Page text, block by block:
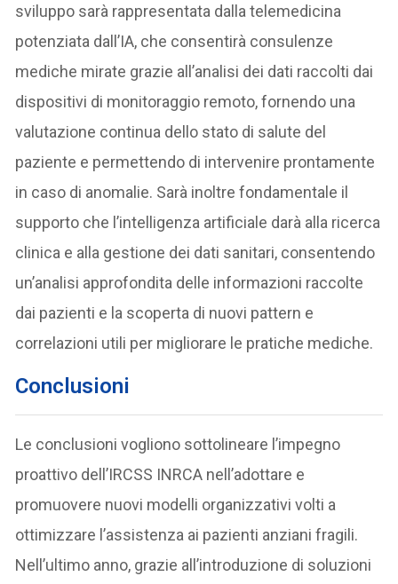
sviluppo sarà rappresentata dalla telemedicina
potenziata dall’IA, che consentirà consulenze
mediche mirate grazie all’analisi dei dati raccolti dai
dispositivi di monitoraggio remoto, fornendo una
valutazione continua dello stato di salute del
paziente e permettendo di intervenire prontamente
in caso di anomalie. Sarà inoltre fondamentale il
supporto che l’intelligenza artificiale darà alla ricerca
clinica e alla gestione dei dati sanitari, consentendo
un’analisi approfondita delle informazioni raccolte
dai pazienti e la scoperta di nuovi pattern e
correlazioni utili per migliorare le pratiche mediche.
Conclusioni
Le conclusioni vogliono sottolineare l’impegno
proattivo dell’IRCSS INRCA nell’adottare e
promuovere nuovi modelli organizzativi volti a
ottimizzare l’assistenza ai pazienti anziani fragili.
Nell’ultimo anno, grazie all’introduzione di soluzioni